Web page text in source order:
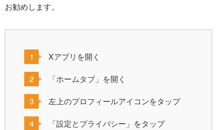
お勧めします。
Xアプリを開く
「ホームタブ」を開く
左上のプロフィールアイコンをタップ
「設定とプライバシー」をタップ